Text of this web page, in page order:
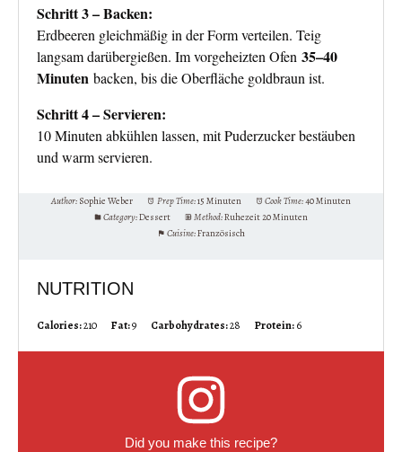
Schritt 3 – Backen:
Erdbeeren gleichmäßig in der Form verteilen. Teig
langsam darübergießen. Im vorgeheizten Ofen 35–40
Minuten backen, bis die Oberfläche goldbraun ist.
Schritt 4 – Servieren:
10 Minuten abkühlen lassen, mit Puderzucker bestäuben
und warm servieren.
Author: Sophie Weber Prep Time:15 Minuten Cook Time:40 Minuten
Category:Dessert Method:Ruhezeit 20 Minuten
Cuisine:Französisch
NUTRITION
Calories:210 Fat:9 Carbohydrates:28 Protein:6
Did you make this recipe?